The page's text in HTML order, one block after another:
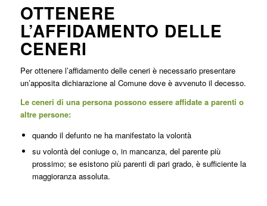
OTTENERE
L’AFFIDAMENTO DELLE
CENERI
Per ottenere l’affidamento delle ceneri è necessario presentare
un’apposita dichiarazione al Comune dove è avvenuto il decesso.
Le ceneri di una persona possono essere affidate a parenti o
altre persone:
quando il defunto ne ha manifestato la volontà
su volontà del coniuge o, in mancanza, del parente più
prossimo; se esistono più parenti di pari grado, è sufficiente la
maggioranza assoluta.